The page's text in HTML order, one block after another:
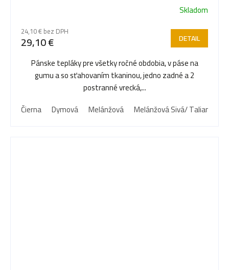
Skladom
24,10 € bez DPH
29,10 € DETAIL
Pánske tepláky pre všetky ročné obdobia, v páse na
gumu a so sťahovaním tkaninou, jedno zadné a 2
postranné vrecká,...
Čierna
Dymová Melánžová Melánžová Sivá/ Taliansko